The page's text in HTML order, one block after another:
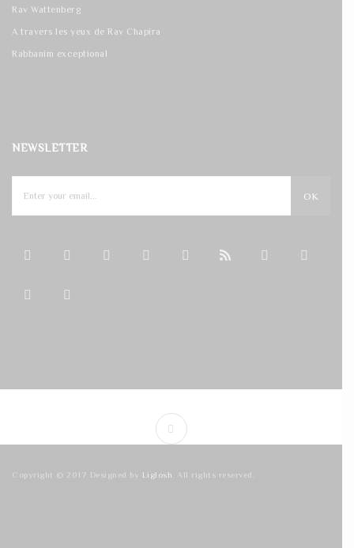
Rav Wattenberg
A travers les yeux de Rav Chapira
Rabbanim exceptional
NEWSLETTER
OK
Copyright © 2017 Designed by Liglosh . All rights reserved.